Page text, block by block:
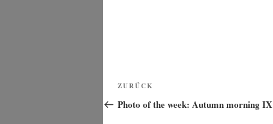
Beitragsnavigation
Vorheriger
Beitrag
ZURÜCK
Photo of the week: Autumn morning IX